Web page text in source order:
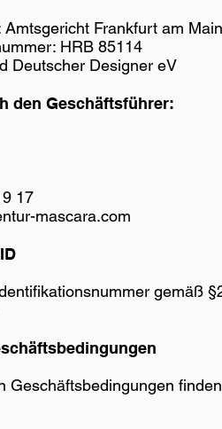
Amtsgericht Frankfurt am Main
HRB 85114
Deutscher Designer eV
den Geschäftsführer:
17
mascara.com
gemäß
Geschäftsbedingungen